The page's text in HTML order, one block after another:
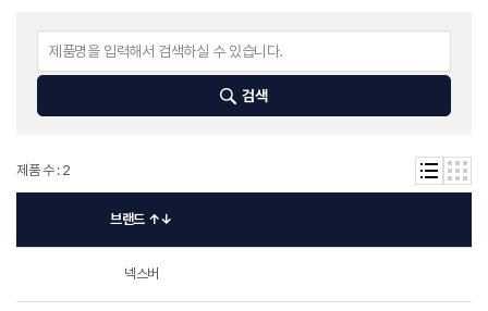
검색
제품 수 : 2
브랜드 ↑↓
넥스버